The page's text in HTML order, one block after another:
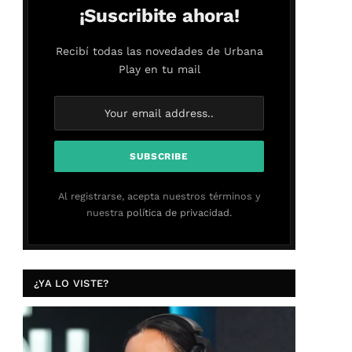
¡Suscribite ahora!
Recibí todas las novedades de Urbana
Play en tu mail
Al registrarse, acepta nuestros términos y
nuestra política de privacidad.
¿YA LO VISTE?